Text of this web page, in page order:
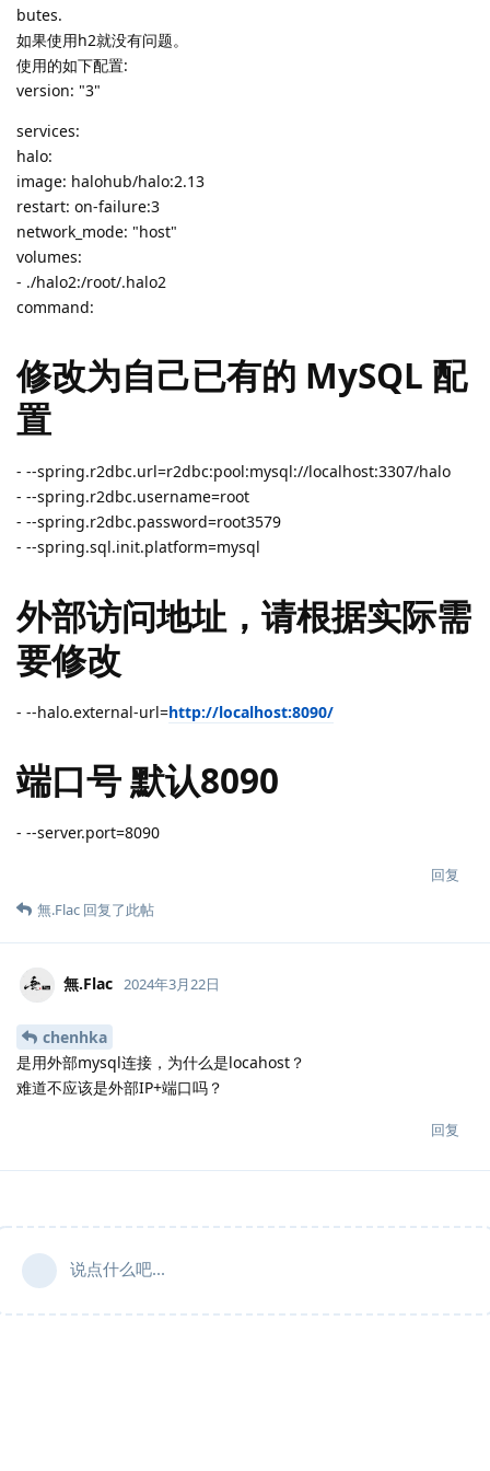
butes.
如果使用h2就没有问题。
使用的如下配置:
version: "3"
services:
halo:
image: halohub/halo:2.13
restart: on-failure:3
network_mode: "host"
volumes:
- ./halo2:/root/.halo2
command:
修改为自己已有的 MySQL 配
置
- --spring.r2dbc.url=r2dbc:pool:mysql://localhost:3307/halo
- --spring.r2dbc.username=root
- --spring.r2dbc.password=root3579
- --spring.sql.init.platform=mysql
外部访问地址，请根据实际需
要修改
- --halo.external-url=http://localhost:8090/
端口号 默认8090
- --server.port=8090
回复
無.​Flac 回复了此帖
無.​Flac 2024年3月22日
chenhka
是用外部mysql连接，为什么是locahost？
难道不应该是外部IP+端口吗？
回复
说点什么吧...